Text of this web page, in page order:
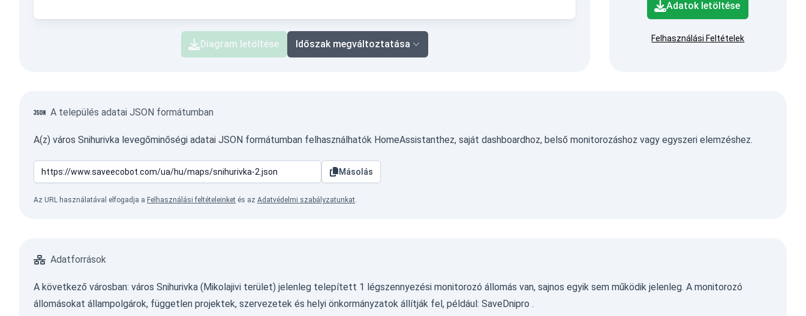
Diagram letöltése Időszak megváltoztatása
Adatok letöltése
Felhasználási Feltételek
A település adatai JSON formátumban
A(z) város Snihurivka levegőminőségi adatai JSON formátumban felhasználhatók HomeAssistanthez, saját dashboardhoz, belső monitorozáshoz vagy egyszeri elemzéshez.
Másolás
Az URL használatával elfogadja a Felhasználási feltételeinket és az Adatvédelmi szabályzatunkat.
Adatforrások
A következő városban: város Snihurivka (Mikolajivi terület) jelenleg telepített 1 légszennyezési monitorozó állomás van, sajnos egyik sem működik jelenleg. A monitorozó
állomásokat állampolgárok, független projektek, szervezetek és helyi önkormányzatok állítják fel, például: SaveDnipro .